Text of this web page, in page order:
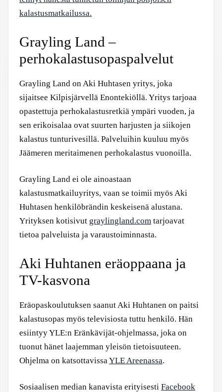
kalastusmatkailussa.
Grayling Land –
perhokalastusopaspalvelut
Grayling Land on Aki Huhtasen yritys, joka
sijaitsee Kilpisjärvellä Enontekiöllä. Yritys tarjoaa
opastettuja perhokalastusretkiä ympäri vuoden, ja
sen erikoisalaa ovat suurten harjusten ja siikojen
kalastus tunturivesillä. Palveluihin kuuluu myös
Jäämeren meritaimenen perhokalastus vuonoilla.
Grayling Land ei ole ainoastaan
kalastusmatkailuyritys, vaan se toimii myös Aki
Huhtasen henkilöbrändin keskeisenä alustana.
Yrityksen kotisivut graylingland.com tarjoavat
tietoa palveluista ja varaustoiminnasta.
Aki Huhtanen eräoppaana ja
TV-kasvona
Eräopaskoulutuksen saanut Aki Huhtanen on paitsi
kalastusopas myös televisiosta tuttu henkilö. Hän
esiintyy YLE:n Eränkävijät-ohjelmassa, joka on
tuonut hänet laajemman yleisön tietoisuuteen.
Ohjelma on katsottavissa YLE Areenassa.
Sosiaalisen median kanavista erityisesti Facebook